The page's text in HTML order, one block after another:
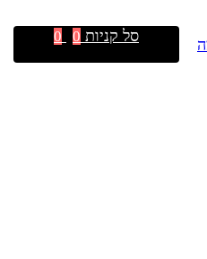
סל קניות 0
0